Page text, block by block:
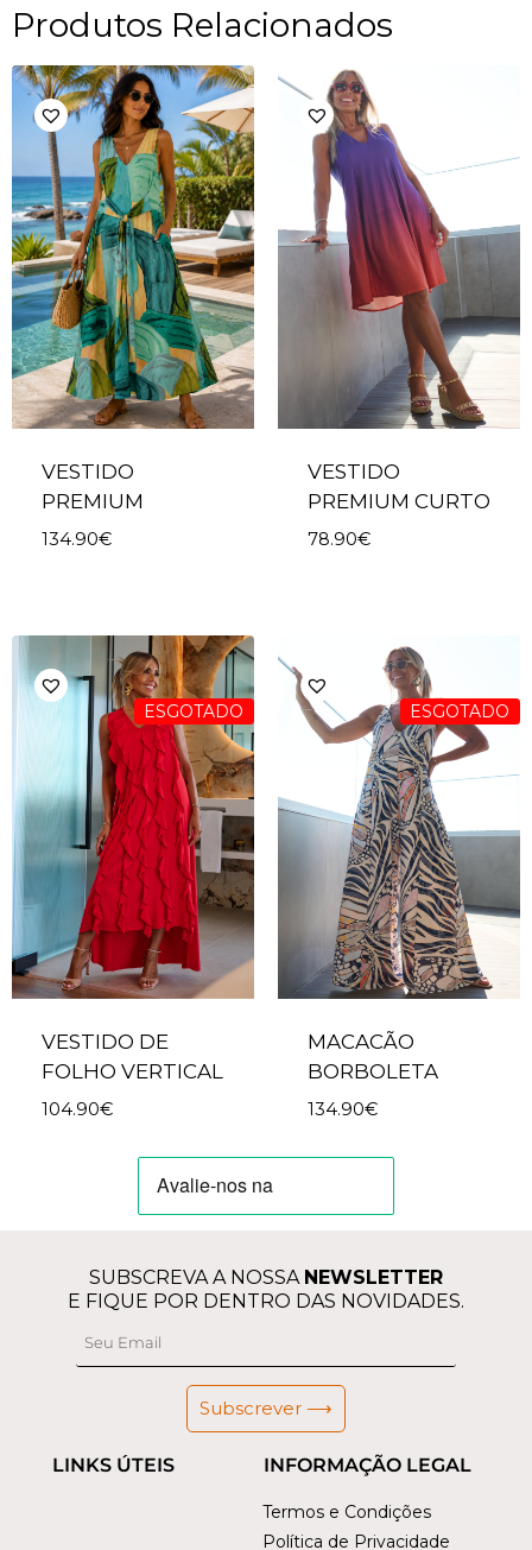
Produtos Relacionados
VESTIDO
PREMIUM
134.90€
VESTIDO
PREMIUM CURTO
78.90€
ESGOTADO
VESTIDO DE
FOLHO VERTICAL
104.90€
ESGOTADO
MACACÃO
BORBOLETA
134.90€
INFORMAÇÃO LEGAL
Termos e Condições
Política de Privacidade
LINKS ÚTEIS
SUBSCREVA A NOSSA NEWSLETTER
E FIQUE POR DENTRO DAS NOVIDADES.
Subscrever ⟶